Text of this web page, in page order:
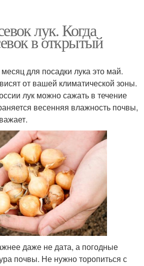
лук. Когда
в открытый
для посадки лука это май.
от вашей климатической зоны.
лук можно сажать в течение
весенняя влажность почвы,
даже не дата, а погодные
почвы. Не нужно торопиться с